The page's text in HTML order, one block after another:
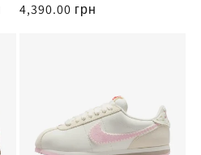
Звичайна
4,390.00 грн